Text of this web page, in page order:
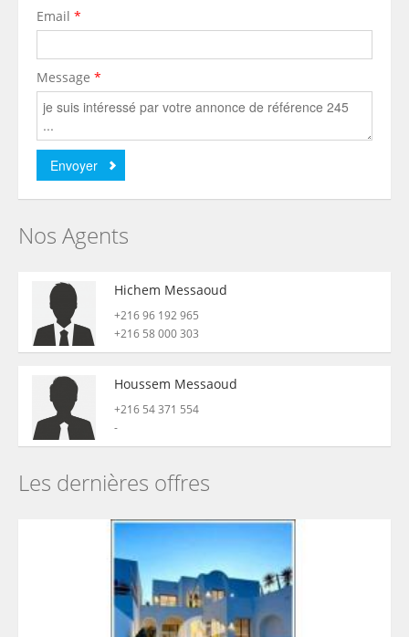
Email *
Message *
Nos Agents
Hichem Messaoud
+216 96 192 965
+216 58 000 303
Houssem Messaoud
+216 54 371 554
-
Les dernières offres